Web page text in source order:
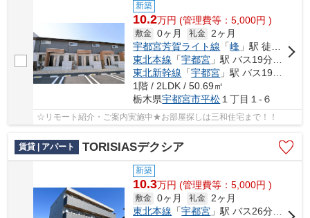
新築
10.2万円 (管理費等：5,000円 )
敷金 0ヶ月 礼金 2ヶ月
宇都宮芳賀ライト線 「峰 」駅 徒歩28分
東北本線 「宇都宮 」駅 バス19分 「平松本町公民館」 停歩4分
東北新幹線 「宇都宮 」駅 バス19分 「平松本町公民館」 停歩4分
1階 / 2LDK / 50.69㎡
栃木県宇都宮市平松１丁目１-６
☆リモート紹介・ご案内実施中★お部屋探しは三和住宅まで！！
賃貸 | アパート TORISIASデクシア
新築
10.3万円 (管理費等：5,000円 )
敷金 0ヶ月 礼金 2ヶ月
東北本線 「宇都宮 」駅 バス26分 「平松神社前」 停歩6分